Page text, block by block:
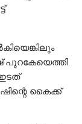
പുറകേയെത്തി
കൈക്ക്